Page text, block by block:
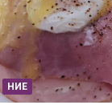
НИЕ